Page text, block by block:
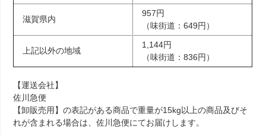
滋賀県内
957円
（味街道：649円）
上記以外の地域
1,144円
（味街道：836円）
【運送会社】
佐川急便
【卸販売用】の表記がある商品で重量が15kg以上の商品及びそ
れが含まれる場合は、佐川急便にてお届けします。